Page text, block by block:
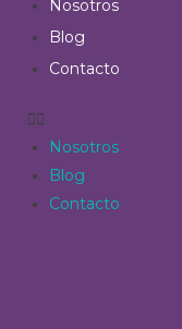
Nosotros
Blog
Contacto
Nosotros
Blog
Contacto